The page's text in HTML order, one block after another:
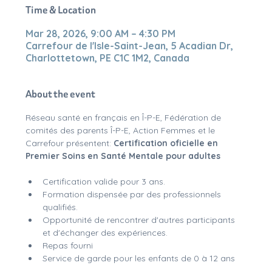
Time & Location
Mar 28, 2026, 9:00 AM – 4:30 PM
Carrefour de l'Isle-Saint-Jean, 5 Acadian Dr,
Charlottetown, PE C1C 1M2, Canada
About the event
Réseau santé en français en Î-P-E, Fédération de
comités des parents Î-P-E, Action Femmes et le
Carrefour présentent: Certification oficielle en
Premier Soins en Santé Mentale pour adultes
Certification valide pour 3 ans.
Formation dispensée par des professionnels
qualifiés.
Opportunité de rencontrer d'autres participants
et d'échanger des expériences.
Repas fourni
Service de garde pour les enfants de 0 à 12 ans